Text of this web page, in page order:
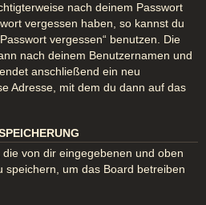
nach deinem Passwort
vergessen haben, so kannst du
vergessen“ benutzen. Die
nach deinem Benutzernamen und
anschließend ein neu
Adresse, mit dem du dann auf das
von dir eingegebenen und oben
speichern, um das Board betreiben